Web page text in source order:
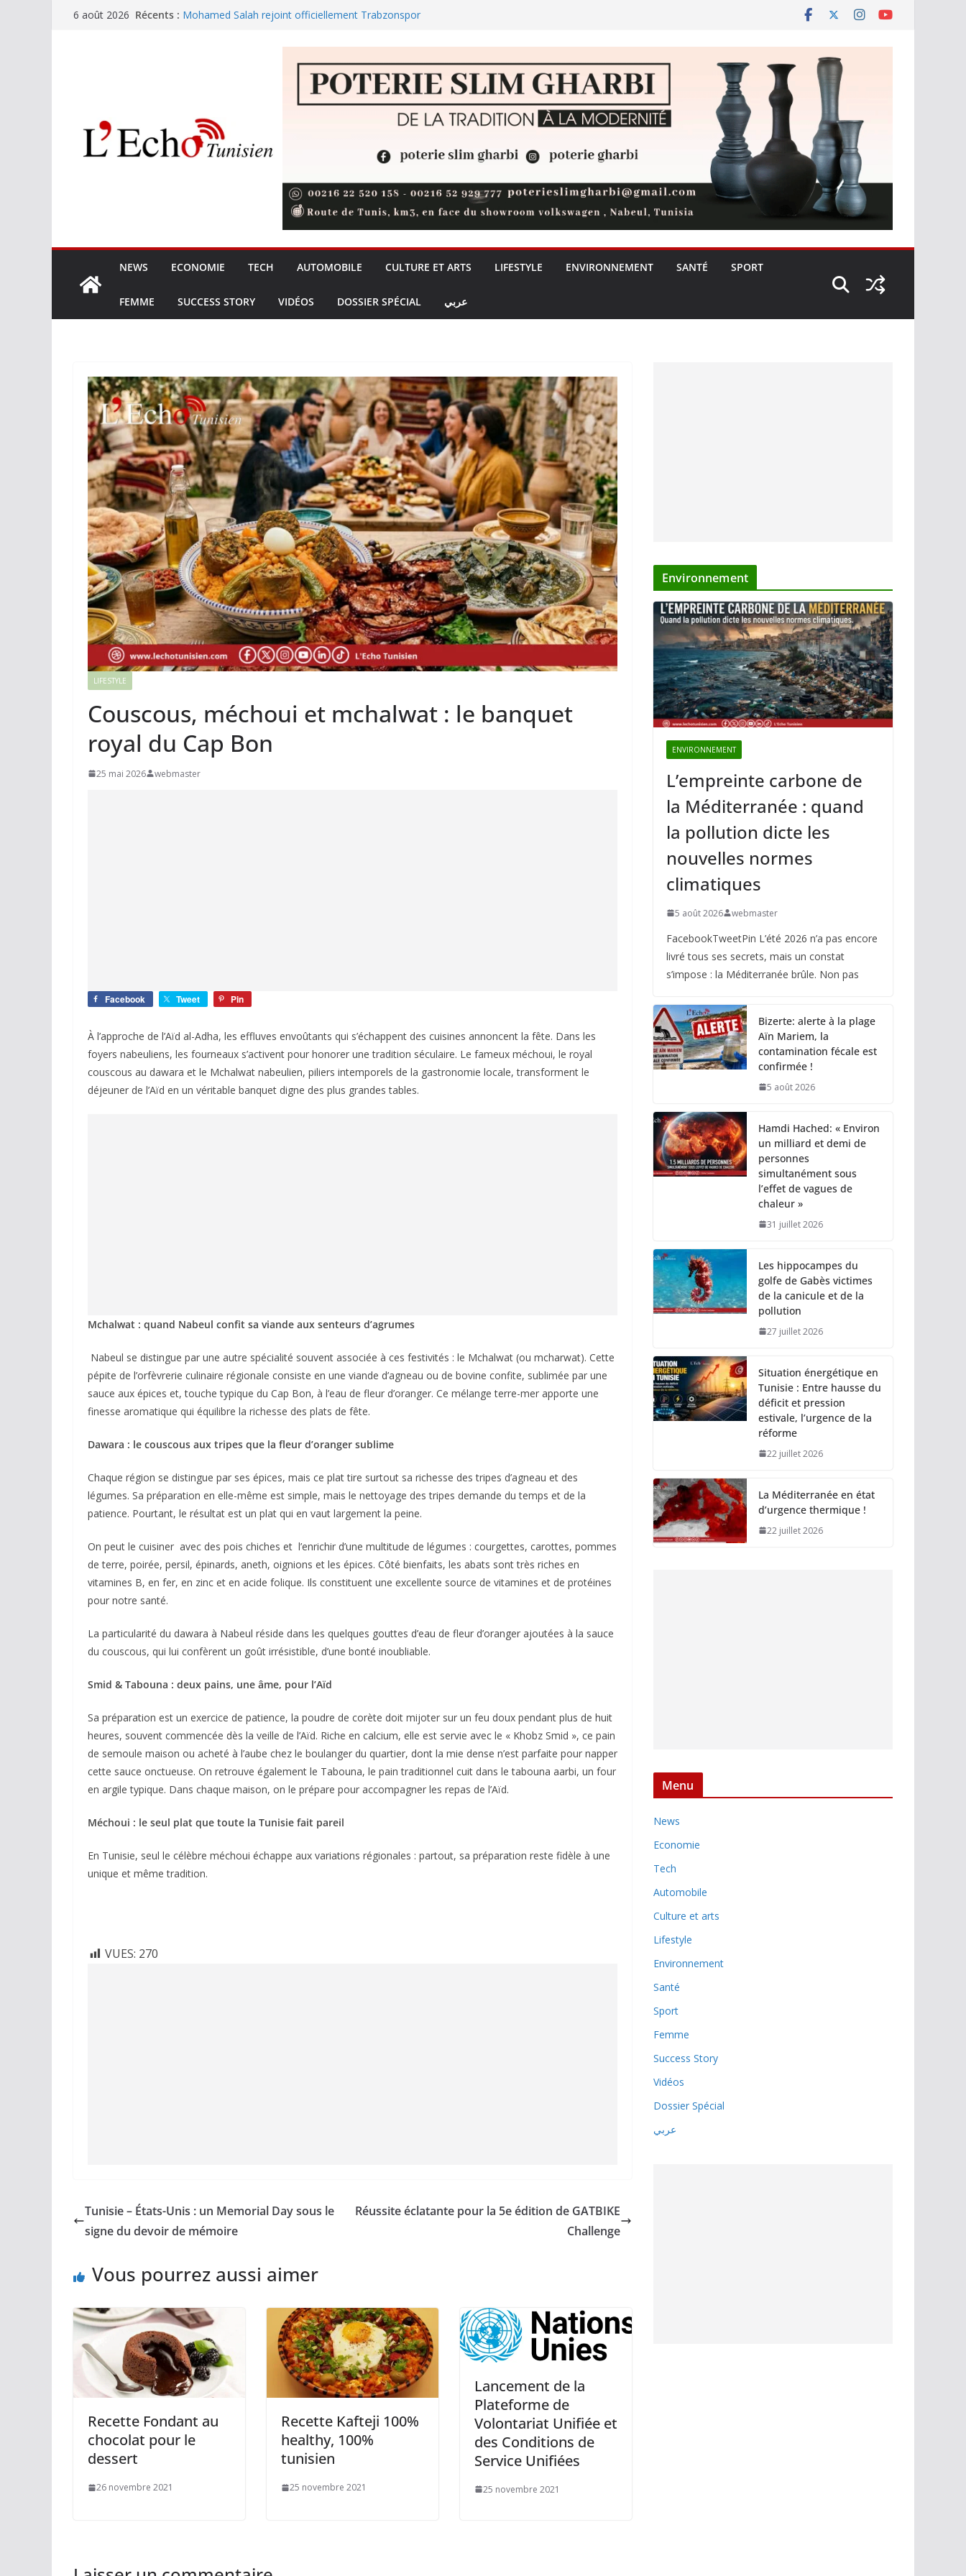
Passer6 août 2026 Récents : Mohamed Salah rejoint officiellement Trabzonspor
les prérogatives et la qualité de la formation + (Vidéo)
Les opérateurs privés gèrent 73 % des réserves de pommes
8,425 MDT pour le nettoyage des plages et des zones
touristiques en haute saison
NEWS ECONOMIE TECH AUTOMOBILE CULTURE ET ARTS LIFESTYLE ENVIRONNEMENT SANTÉ SPORT
FEMME SUCCESS STORY VIDÉOS DOSSIER SPÉCIAL عربي
LIFESTYLE
Couscous, méchoui et mchalwat : le banquet
royal du Cap Bon
25 mai 2026 webmaster
Facebook Tweet Pin
À l’approche de l’Aïd al-Adha, les effluves envoûtants qui s’échappent des cuisines annoncent la fête. Dans les
foyers nabeuliens, les fourneaux s’activent pour honorer une tradition séculaire. Le fameux méchoui, le royal
couscous au dawara et le Mchalwat nabeulien, piliers intemporels de la gastronomie locale, transforment le
déjeuner de l’Aïd en un véritable banquet digne des plus grandes tables.
Mchalwat : quand Nabeul confit sa viande aux senteurs d’agrumes
Nabeul se distingue par une autre spécialité souvent associée à ces festivités : le Mchalwat (ou mcharwat). Cette
pépite de l’orfèvrerie culinaire régionale consiste en une viande d’agneau ou de bovine confite, sublimée par une
sauce aux épices et, touche typique du Cap Bon, à l’eau de fleur d’oranger. Ce mélange terre-mer apporte une
finesse aromatique qui équilibre la richesse des plats de fête.
Dawara : le couscous aux tripes que la fleur d’oranger sublime
Chaque région se distingue par ses épices, mais ce plat tire surtout sa richesse des tripes d’agneau et des
légumes. Sa préparation en elle-même est simple, mais le nettoyage des tripes demande du temps et de la
patience. Pourtant, le résultat est un plat qui en vaut largement la peine.
On peut le cuisiner avec des pois chiches et l’enrichir d’une multitude de légumes : courgettes, carottes, pommes
de terre, poirée, persil, épinards, aneth, oignions et les épices. Côté bienfaits, les abats sont très riches en
vitamines B, en fer, en zinc et en acide folique. Ils constituent une excellente source de vitamines et de protéines
pour notre santé.
La particularité du dawara à Nabeul réside dans les quelques gouttes d’eau de fleur d’oranger ajoutées à la sauce
du couscous, qui lui confèrent un goût irrésistible, d’une bonté inoubliable.
Smid & Tabouna : deux pains, une âme, pour l’Aïd
Sa préparation est un exercice de patience, la poudre de corète doit mijoter sur un feu doux pendant plus de huit
heures, souvent commencée dès la veille de l’Aïd. Riche en calcium, elle est servie avec le « Khobz Smid », ce pain
de semoule maison ou acheté à l’aube chez le boulanger du quartier, dont la mie dense n’est parfaite pour napper
cette sauce onctueuse. On retrouve également le Tabouna, le pain traditionnel cuit dans le tabouna aarbi, un four
en argile typique. Dans chaque maison, on le prépare pour accompagner les repas de l’Aïd.
Méchoui : le seul plat que toute la Tunisie fait pareil
En Tunisie, seul le célèbre méchoui échappe aux variations régionales : partout, sa préparation reste fidèle à une
unique et même tradition.
VUES: 270
Tunisie – États-Unis : un Memorial Day sous le
signe du devoir de mémoire
Réussite éclatante pour la 5e édition de GATBIKE
Challenge
Vous pourrez aussi aimer
Recette Fondant au
chocolat pour le
dessert
26 novembre 2021
Recette Kafteji 100%
healthy, 100%
tunisien
25 novembre 2021
Lancement de la
Plateforme de
Volontariat Unifiée et
des Conditions de
Service Unifiées
25 novembre 2021
Environnement
ENVIRONNEMENT
L’empreinte carbone de
la Méditerranée : quand
la pollution dicte les
nouvelles normes
climatiques
5 août 2026 webmaster
FacebookTweetPin L’été 2026 n’a pas encore
livré tous ses secrets, mais un constat
s’impose : la Méditerranée brûle. Non pas
Bizerte: alerte à la plage
Aïn Mariem, la
contamination fécale est
confirmée !
5 août 2026
Hamdi Hached: « Environ
un milliard et demi de
personnes
simultanément sous
l’effet de vagues de
chaleur »
31 juillet 2026
Les hippocampes du
golfe de Gabès victimes
de la canicule et de la
pollution
27 juillet 2026
Situation énergétique en
Tunisie : Entre hausse du
déficit et pression
estivale, l’urgence de la
réforme
22 juillet 2026
La Méditerranée en état
d’urgence thermique !
22 juillet 2026
Menu
News
Economie
Tech
Automobile
Culture et arts
Lifestyle
Environnement
Santé
Sport
Femme
Success Story
Vidéos
Dossier Spécial
عربي